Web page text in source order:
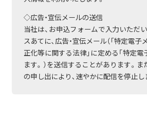
◇広告・宣伝メールの送信
当社は、お申込フォームで入力いただ
スあてに、広告・宣伝メール（「特定電
正化等に関する法律」に定める「特定電
ます。）を送信することがあります。ま
の申し出により、速やかに配信を停止し